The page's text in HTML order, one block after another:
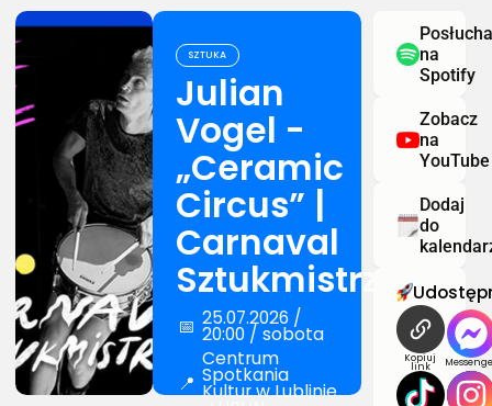
SZTUKA
Julian
Vogel -
„Ceramic
Circus” |
Carnaval
Sztukmistrzów
📅 25.07.2026 /
20:00 / sobota
📍
Centrum
Spotkania
Kultur w Lublinie
na
Spotify
Zobacz
na
YouTube
Dodaj
do
Kopiuj
link